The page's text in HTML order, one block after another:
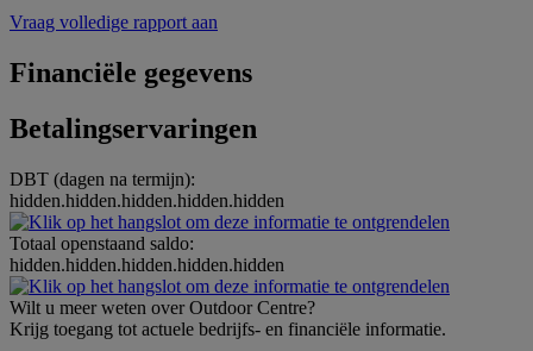
Vraag volledige rapport aan
Financiële gegevens
Betalingservaringen
DBT (dagen na termijn):
hidden.hidden.hidden.hidden.hidden
Totaal openstaand saldo:
hidden.hidden.hidden.hidden.hidden
Wilt u meer weten over Outdoor Centre?
Krijg toegang tot actuele bedrijfs- en financiële informatie.